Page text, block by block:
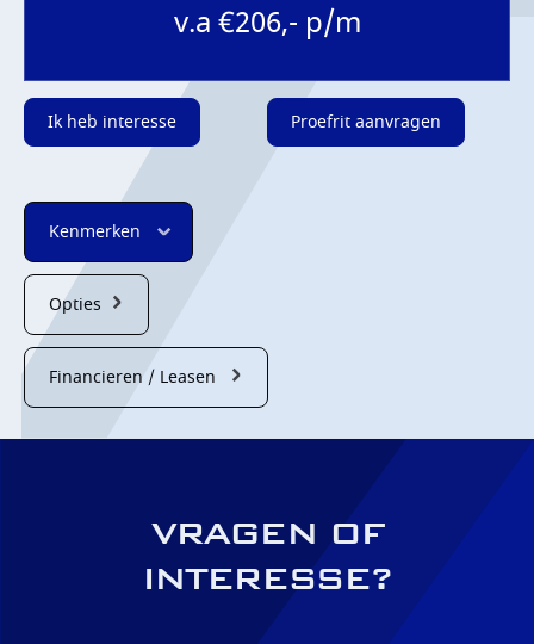
v.a €206,- p/m
Ik heb interesse Proefrit aanvragen
Kenmerken
Opties
Financieren / Leasen
VRAGEN OF
INTERESSE?